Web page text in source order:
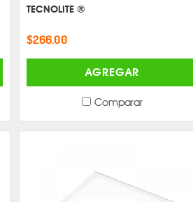
TECNOLITE ®
$266.00
AGREGAR
Comparar